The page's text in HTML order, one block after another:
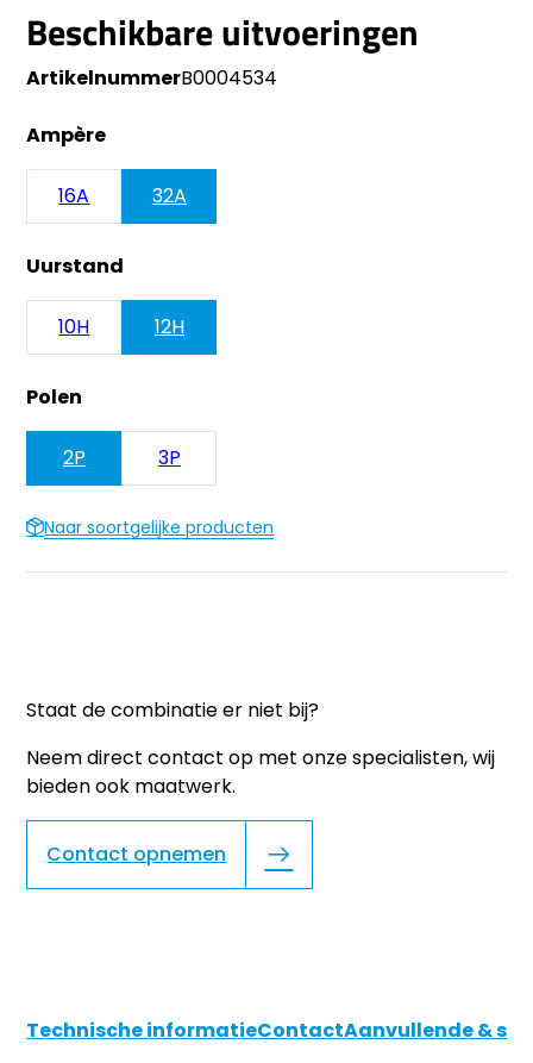
Beschikbare uitvoeringen
ArtikelnummerB0004534
Ampère
16A 32A
Uurstand
10H 12H
Polen
2P 3P
Naar soortgelijke producten
Staat de combinatie er niet bij?
Neem direct contact op met onze specialisten, wij
bieden ook maatwerk.
Contact opnemen
Technische informatieContactAanvullende &